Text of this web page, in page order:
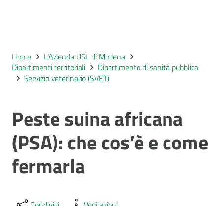
Home
L’Azienda USL di Modena
Dipartimenti territoriali
Dipartimento di sanità pubblica
Servizio veterinario (SVET)
Peste suina africana
(PSA): che cos’è e come
fermarla